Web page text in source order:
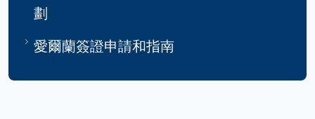
劃
愛爾蘭簽證申請和指南